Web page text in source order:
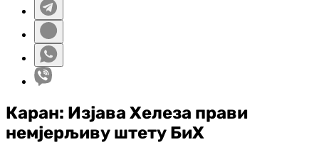
Каран: Изјава Хелеза прави
немјерљиву штету БиХ